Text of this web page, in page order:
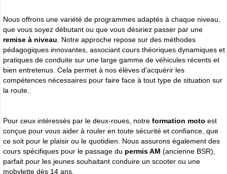
Nous offrons une variété de programmes adaptés à chaque niveau,
que vous soyez débutant ou que vous désiriez passer par une
remise à niveau . Notre approche repose sur des méthodes
pédagogiques innovantes, associant cours théoriques dynamiques et
pratiques de conduite sur une large gamme de véhicules récents et
bien entretenus. Cela permet à nos élèves d'acquérir les
compétences nécessaires pour faire face à tout type de situation sur
la route.
Pour ceux intéressés par le deux-roues, notre formation moto est
conçue pour vous aider à rouler en toute sécurité et confiance, que
ce soit pour le plaisir ou le quotidien. Nous assurons également des
cours spécifiques pour le passage du permis AM (ancienne BSR),
parfait pour les jeunes souhaitant conduire un scooter ou une
mobylette dès 14 ans.